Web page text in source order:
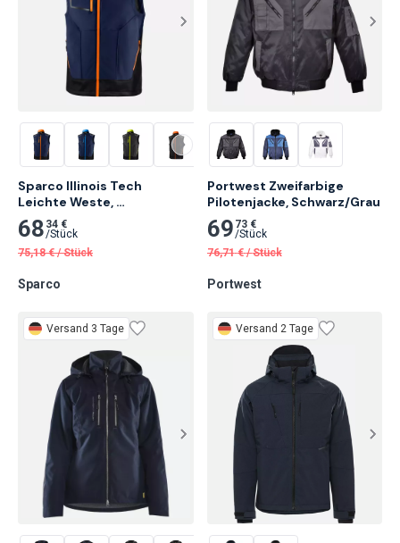
Sparco Illinois Tech
Leichte Weste,
Marineblau/Orange
68 34 €
/Stück
75,18 € /Stück
Sparco
Portwest Zweifarbige
Pilotenjacke, Schwarz/Grau
69 73 €
/Stück
76,71 € /Stück
Portwest
Versand 3 Tage Versand 2 Tage